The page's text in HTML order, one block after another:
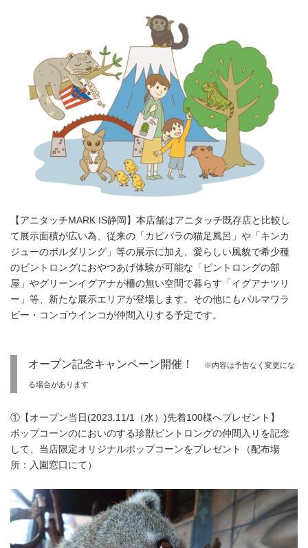
【アニタッチMARK IS静岡】本店舗はアニタッチ既存店と比較し
て展示面積が広い為、従来の「カピバラの猫足風呂」や「キンカ
ジューのボルダリング」等の展示に加え、愛らしい風貌で希少種
のビントロングにおやつあげ体験が可能な「ビントロングの部
屋」やグリーンイグアナが柵の無い空間で暮らす「イグアナツリ
ー」等、新たな展示エリアが登場します。その他にもパルマワラ
ビー・コンゴウインコが仲間入りする予定です。
オープン記念キャンペーン開催！ ※内容は予告なく変更にな
る場合があります
①【オープン当日(2023.11/1（水）)先着100様へプレゼント】
ポップコーンのにおいのする珍獣ビントロングの仲間入りを記念
して、当店限定オリジナルポップコーンをプレゼント（配布場
所：入園窓口にて）